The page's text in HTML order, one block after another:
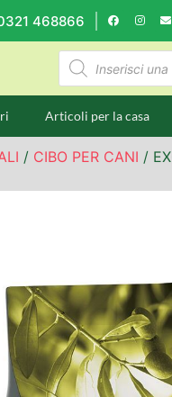
468866
Articoli per la casa
/ CIBO PER CANI /